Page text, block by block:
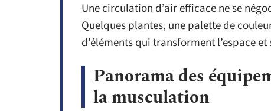
Une circulation d’air efficace ne se
Quelques plantes, une palette de
d’éléments qui transforment l’espace
Panorama des
la musculation